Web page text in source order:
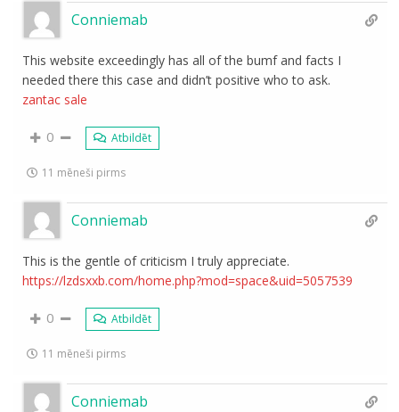
Conniemab
This website exceedingly has all of the bumf and facts I
needed there this case and didn’t positive who to ask.
zantac sale
0 Atbildēt
11 mēneši pirms
Conniemab
This is the gentle of criticism I truly appreciate.
https://lzdsxxb.com/home.php?mod=space&uid=5057539
0 Atbildēt
11 mēneši pirms
Conniemab